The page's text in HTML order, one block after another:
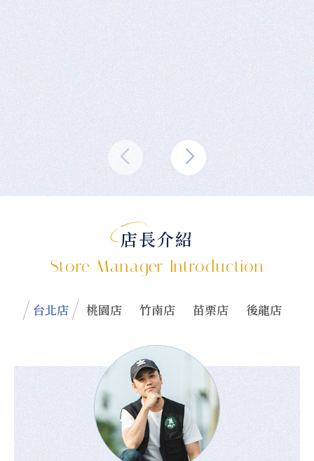
店長介紹
Store Manager Introduction
台北店 桃園店 竹南店 苗栗店 後龍店